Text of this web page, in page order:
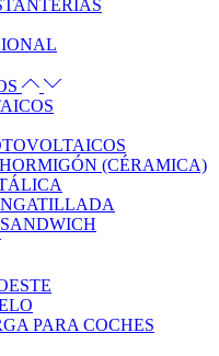
(CÉRAMICA)
PARA COCHES